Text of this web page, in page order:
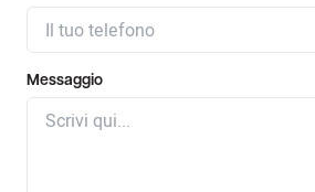
Messaggio